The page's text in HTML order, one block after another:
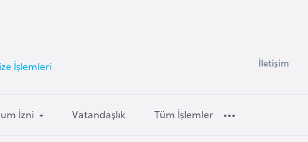
İşlemleri İletişim
İzni Vatandaşlık Tüm İşlemler